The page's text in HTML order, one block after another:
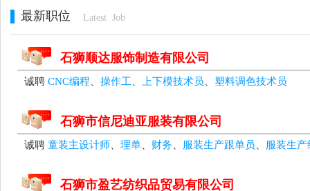
最新职位 Latest Job
石狮顺达服饰制造有限公司
诚聘 CNC编程 操作工 上下模技术员 塑料调色技术员
石狮市信尼迪亚服装有限公司
诚聘 童装主设计师、 理单、 财务 服装生产跟单员 服装生产
石狮市盈艺纺织品贸易有限公司